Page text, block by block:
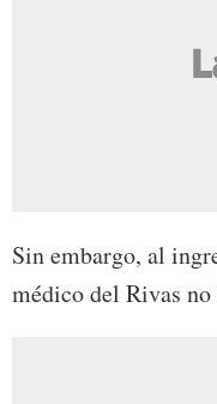
Sin embargo, al
médico del Rivas